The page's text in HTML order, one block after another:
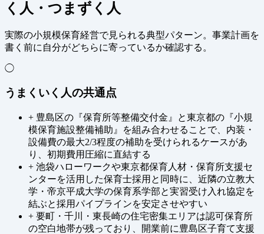
く人・つまずく人
実際の小規模保育経営で見られる典型パターン。事業計画を
書く前に自分がどちらに寄っているか確認する。
◯
うまくいく人の共通点
+ 豊島区の『保育所等整備交付金』と東京都の『小規
模保育施設整備補助』を組み合わせることで、内装・
設備費の最大2/3程度の補助を受けられるケースがあ
り、初期費用圧縮に直結する
+ 池袋ハローワークや東京都保育人材・保育所支援セ
ンターを活用した保育士採用と同時に、近隣の立教大
学・帝京平成大学の保育系学部と実習受け入れ協定を
結ぶと採用パイプラインを安定させやすい
+ 要町・千川・東長崎の住宅密集エリアは認可保育所
の空白地帯が残っており、開業前に豊島区子育て支援